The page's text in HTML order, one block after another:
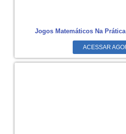
Jogos Matemáticos Na
ACESSAR